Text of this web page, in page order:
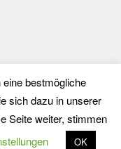
0
bestmögliche
sich dazu in unserer
Seite weiter, stimmen
OK